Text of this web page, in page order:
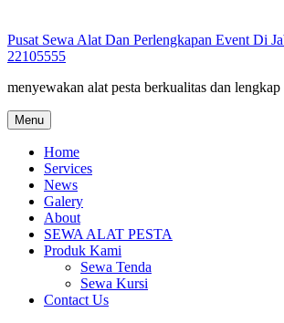
Pusat Sewa Alat Dan Perlengkapan Event Di
22105555
menyewakan alat pesta berkualitas dan lengkap
Menu
Home
Services
News
Galery
About
SEWA ALAT PESTA
Produk Kami
Sewa Tenda
Sewa Kursi
Contact Us